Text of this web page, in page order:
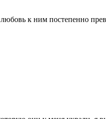
к ним постепенно